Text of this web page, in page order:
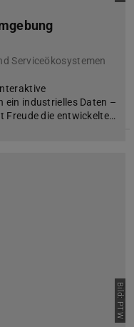
Serviceökosystemen
ein industrielles Daten –
Freude die entwickelte…
Bild: PTW